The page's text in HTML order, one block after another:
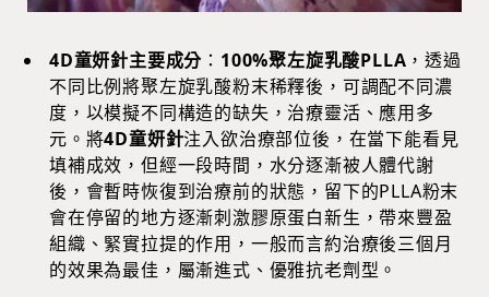
4D童妍針主要成分 ： 100%聚左旋乳酸PLLA ，透過
不同比例將聚左旋乳酸粉末稀釋後，可調配不同濃
度，以模擬不同構造的缺失，治療靈活、應用多
元。將4D童妍針注入欲治療部位後，在當下能看見
填補成效，但經一段時間，水分逐漸被人體代謝
後，會暫時恢復到治療前的狀態，留下的PLLA粉末
會在停留的地方逐漸刺激膠原蛋白新生，帶來豐盈
組織、緊實拉提的作用，一般而言約治療後三個月
的效果為最佳，屬漸進式、優雅抗老劑型。